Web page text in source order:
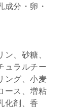
成分・卵・
、砂糖、
ュラルチー
ング、小麦
ス、増粘
化剤、香